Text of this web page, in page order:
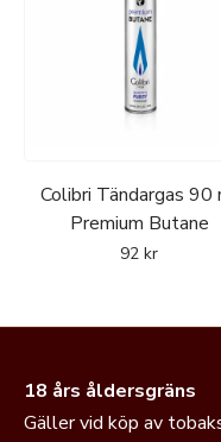
Colibri Tändargas 90
Premium Butane
92 kr
18 års åldersgräns
Gäller vid köp av